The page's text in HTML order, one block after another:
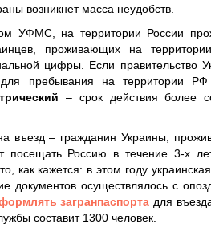
возникнет масса неудобств.
УФМС, на территории России
проживающих на
цифры. Если правительство
пребывания на территории РФ
– срок действия более
въезд – гражданин Украины,
посещать Россию в течение 3-х
как кажется: в этом году
документов осуществлялось с
загранпаспорта для
составит 1300 человек.